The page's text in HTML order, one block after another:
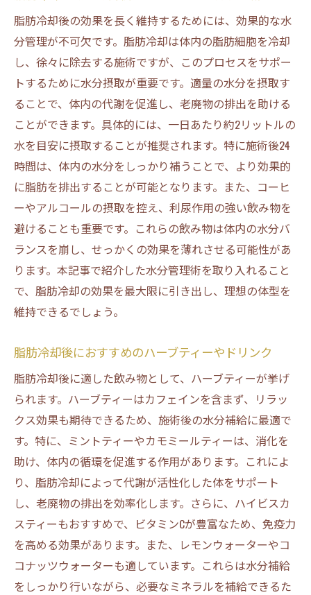
脂肪冷却後の効果を長く維持するためには、効果的な水
分管理が不可欠です。脂肪冷却は体内の脂肪細胞を冷却
し、徐々に除去する施術ですが、このプロセスをサポー
トするために水分摂取が重要です。適量の水分を摂取す
ることで、体内の代謝を促進し、老廃物の排出を助ける
ことができます。具体的には、一日あたり約2リットルの
水を目安に摂取することが推奨されます。特に施術後24
時間は、体内の水分をしっかり補うことで、より効果的
に脂肪を排出することが可能となります。また、コーヒ
ーやアルコールの摂取を控え、利尿作用の強い飲み物を
避けることも重要です。これらの飲み物は体内の水分バ
ランスを崩し、せっかくの効果を薄れさせる可能性があ
ります。本記事で紹介した水分管理術を取り入れること
で、脂肪冷却の効果を最大限に引き出し、理想の体型を
維持できるでしょう。
脂肪冷却後におすすめのハーブティーやドリンク
脂肪冷却後に適した飲み物として、ハーブティーが挙げ
られます。ハーブティーはカフェインを含まず、リラッ
クス効果も期待できるため、施術後の水分補給に最適で
す。特に、ミントティーやカモミールティーは、消化を
助け、体内の循環を促進する作用があります。これによ
り、脂肪冷却によって代謝が活性化した体をサポート
し、老廃物の排出を効率化します。さらに、ハイビスカ
スティーもおすすめで、ビタミンCが豊富なため、免疫力
を高める効果があります。また、レモンウォーターやコ
コナッツウォーターも適しています。これらは水分補給
をしっかり行いながら、必要なミネラルを補給できるた